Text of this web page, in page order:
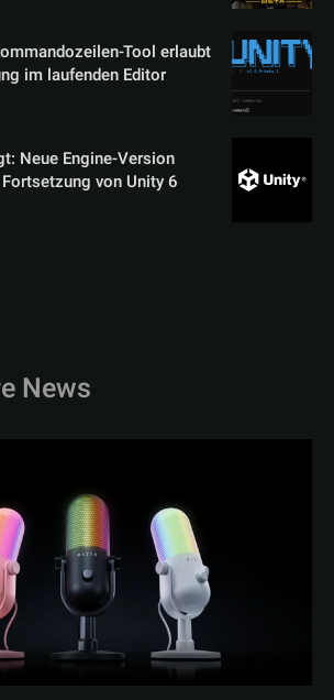
Tool erlaubt
im laufenden Editor
Neue Engine-Version
von Unity 6
News